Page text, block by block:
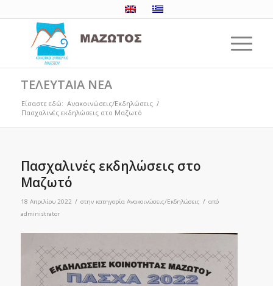
ΤΕΛΕΥΤΑΙΑ ΝΕΑ
Είσαστε εδώ: Ανακοινώσεις/Εκδηλώσεις /
Πασχαλινές εκδηλώσεις στο Μαζωτό
Πασχαλινές εκδηλώσεις στο
Μαζωτό
18 Απριλίου 2022 / στην κατηγορία Ανακοινώσεις/Εκδηλώσεις / από
administrator